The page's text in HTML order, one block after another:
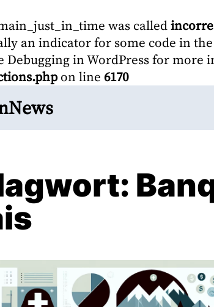
was called
an indicator for some code in
Debugging in WordPressfor more
on line 6170